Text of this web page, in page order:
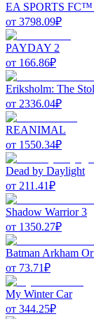
EA SPORTS FC™
от 3798.09₽
PAYDAY 2
от 166.86₽
Eriksholm: The
от 2336.04₽
REANIMAL
от 1550.34₽
Dead by Daylight
от 211.41₽
Shadow Warrior 3
от 1350.27₽
Batman Arkham
от 73.71₽
My Winter Car
от 344.25₽